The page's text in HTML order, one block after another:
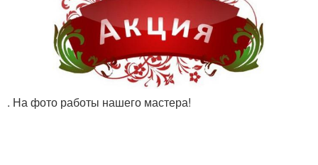
. На фото работы нашего мастера!